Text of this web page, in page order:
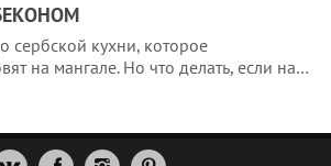
сербской кухни, которое
на мангале. Но что делать, если на…